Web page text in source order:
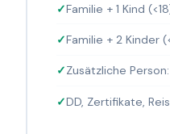
Familie + 1 Kind
Familie + 2 Kinder
Zusätzliche
DD, Zertifikate,